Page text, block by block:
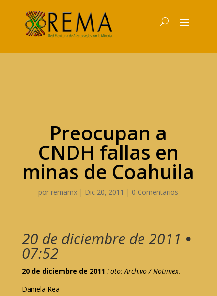
Preocupan a
CNDH fallas en
minas de Coahuila
por remamx | Dic 20, 2011 | 0 Comentarios
20 de diciembre de 2011 •
07:52
20 de diciembre de 2011 Foto: Archivo / Notimex.
Daniela Rea